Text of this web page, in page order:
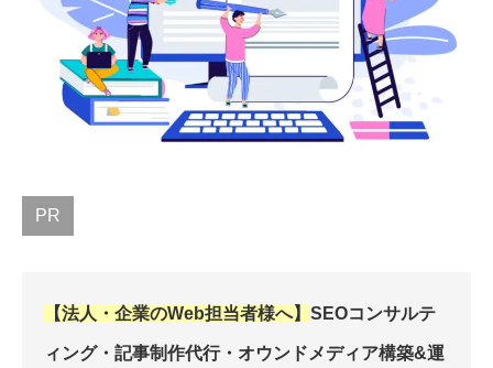
PR
【法人・企業のWeb担当者様へ】 SEOコンサルテ
ィング・記事制作代行・オウンドメディア構築&運